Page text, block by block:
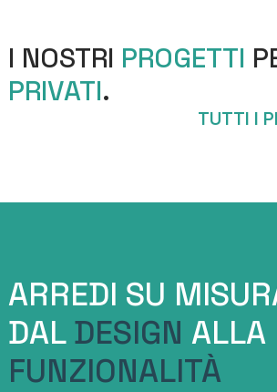
I NOSTRI PROGETTI
PRIVATI.
TUTTI I
ARREDI SU
DAL DESIGN ALLA
FUNZIONALITÀ